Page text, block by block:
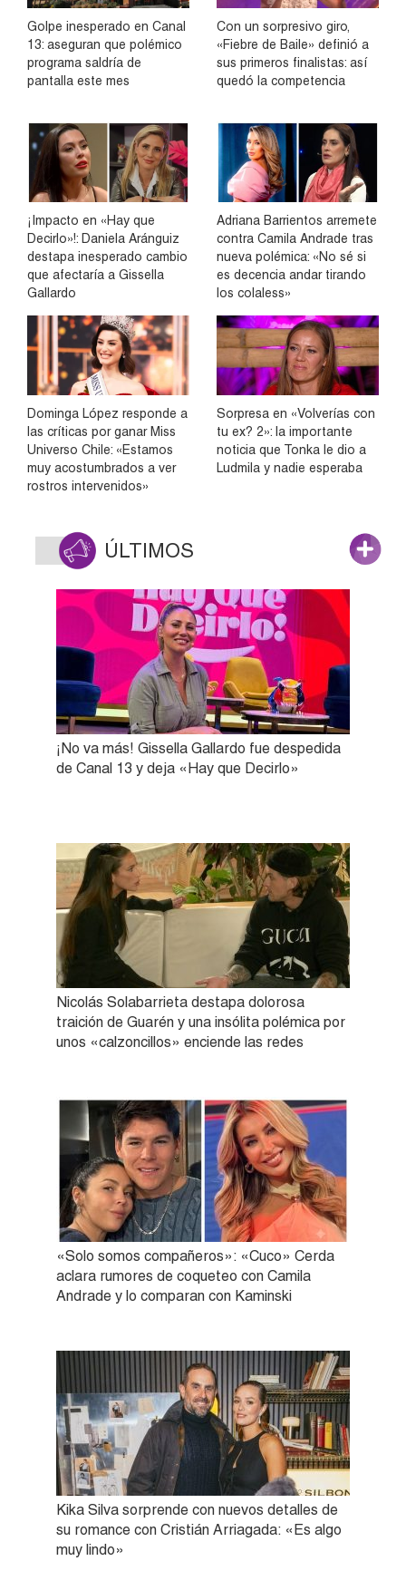
Golpe inesperado en Canal
13: aseguran que polémico
programa saldría de
pantalla este mes
Con un sorpresivo giro,
«Fiebre de Baile» definió a
sus primeros finalistas: así
quedó la competencia
¡Impacto en «Hay que
Decirlo»!: Daniela Aránguiz
destapa inesperado cambio
que afectaría a Gissella
Gallardo
Adriana Barrientos arremete
contra Camila Andrade tras
nueva polémica: «No sé si
es decencia andar tirando
los colaless»
Dominga López responde a
las críticas por ganar Miss
Universo Chile: «Estamos
muy acostumbrados a ver
rostros intervenidos»
Sorpresa en «Volverías con
tu ex? 2»: la importante
noticia que Tonka le dio a
Ludmila y nadie esperaba
ÚLTIMOS
¡No va más! Gissella Gallardo fue despedida
de Canal 13 y deja «Hay que Decirlo»
Nicolás Solabarrieta destapa dolorosa
traición de Guarén y una insólita polémica por
unos «calzoncillos» enciende las redes
«Solo somos compañeros»: «Cuco» Cerda
aclara rumores de coqueteo con Camila
Andrade y lo comparan con Kaminski
Kika Silva sorprende con nuevos detalles de
su romance con Cristián Arriagada: «Es algo
muy lindo»